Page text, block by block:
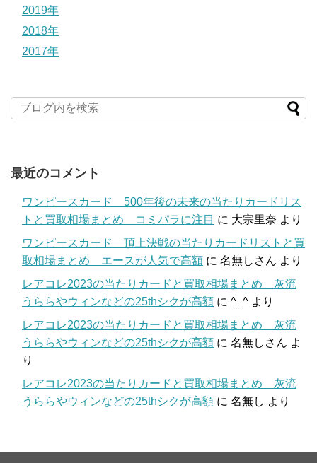
2019年
2018年
2017年
最近のコメント
ワンピースカード 500年後の未来の当たりカードリス
トと買取相場まとめ コミパラに注目 に 大宗里奈 より
ワンピースカード 頂上決戦の当たりカードリストと買
取相場まとめ エースが人気で高額 に 名無しさん より
レアコレ2023の当たりカードと買取相場まとめ 灰流
うららやウィンなどの25thシクが高額 に ^_^ より
レアコレ2023の当たりカードと買取相場まとめ 灰流
うららやウィンなどの25thシクが高額 に 名無しさん よ
り
レアコレ2023の当たりカードと買取相場まとめ 灰流
うららやウィンなどの25thシクが高額 に 名無し より